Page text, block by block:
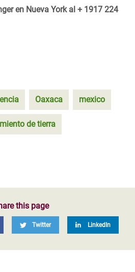
en Nueva York al + 1917 224
Oaxaca mexico
de tierra
this page
Twitter LinkedIn